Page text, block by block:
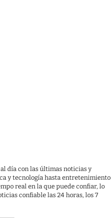
día con las últimas noticias y
y tecnología hasta entretenimiento
real en la que puede confiar, lo
confiable las 24 horas, los 7